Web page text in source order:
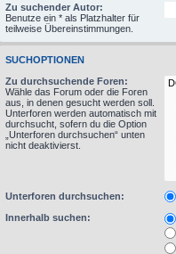
Zu suchender Autor:
Benutze ein * als Platzhalter für
teilweise Übereinstimmungen.
SUCHOPTIONEN
Zu durchsuchende Foren:
Wähle das Forum oder die Foren
aus, in denen gesucht werden soll.
Unterforen werden automatisch mit
durchsucht, sofern du die Option
„Unterforen durchsuchen“ unten
nicht deaktivierst.
Unterforen durchsuchen:
Innerhalb suchen: